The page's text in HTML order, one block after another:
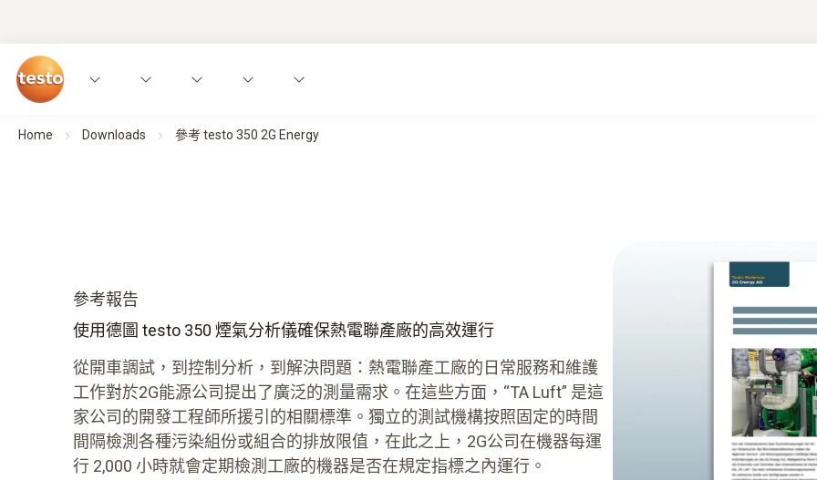
Home Downloads 參考 testo 350 2G Energy
參考報告
使用德圖 testo 350 煙氣分析儀確保熱電聯產廠的高效運行
從開車調試，到控制分析，到解決問題：熱電聯產工廠的日常服務和維護
工作對於2G能源公司提出了廣泛的測量需求。在這些方面，“TA Luft” 是這
家公司的開發工程師所援引的相關標準。獨立的測試機構按照固定的時間
間隔檢測各種污染組份或組合的排放限值，在此之上，2G公司在機器每運
行 2,000 小時就會定期檢測工廠的機器是否在規定指標之內運行。